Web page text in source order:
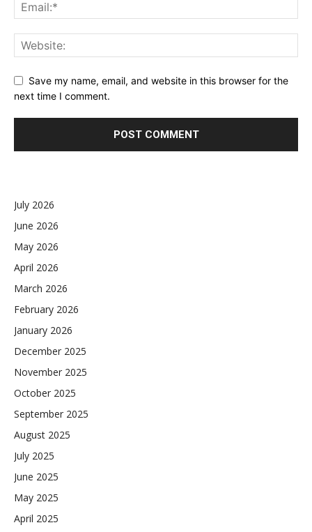
Save my name, email, and website in this browser for the
next time I comment.
July 2026
June 2026
May 2026
April 2026
March 2026
February 2026
January 2026
December 2025
November 2025
October 2025
September 2025
August 2025
July 2025
June 2025
May 2025
April 2025